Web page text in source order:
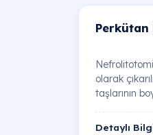
Perkütan
olarak
taşlarının
Detaylı